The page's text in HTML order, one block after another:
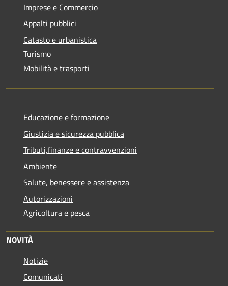
Imprese e Commercio
Appalti pubblici
Catasto e urbanistica
Turismo
Mobilità e trasporti
Educazione e formazione
Giustizia e sicurezza pubblica
Tributi,finanze e contravvenzioni
Ambiente
Salute, benessere e assistenza
Autorizzazioni
Agricoltura e pesca
NOVITÀ
Notizie
Comunicati